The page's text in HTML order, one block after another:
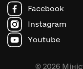
Facebook
Instagram
Youtube
© 2026